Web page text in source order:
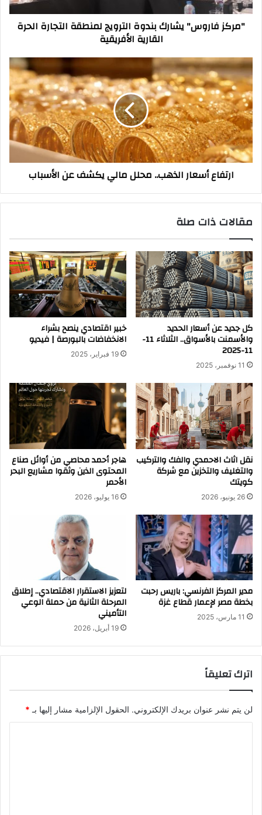
القارية
الأفريقية
"مركز فاروس" يشارك بندوة الترويج لمنطقة التجارة الحرة
القارية الأفريقية
ارتفاع
أسعار
الذهب..
محلل
مالي
يكشف
عن
الأسباب
ارتفاع أسعار الذهب.. محلل مالي يكشف عن الأسباب
مقالات ذات صلة
كل جديد عن أسعار الحديد
والأسمنت بالأسواق.. الثلاثاء 11-
11-2025
11 نوفمبر، 2025
خبير اقتصادي ينصح بشراء
الانخفاضات بالبورصة | فيديو
19 فبراير، 2025
نقل اثاث الاحمدي والفك والتركيب
والتغليف والتخزين مع شركة
كويتك
26 يونيو، 2026
هاجر أحمد محاصي من أوائل صناع
المحتوى الذين وثقوا مشاريع البحر
الأحمر
16 يوليو، 2026
مدير المركز الفرنسي: باريس رحبت
بخطة مصر لإعمار قطاع غزة
11 مارس، 2025
لتعزيز الاستقرار الاقتصادي.. إطلاق
المرحلة الثانية من حملة الوعي
التأميني
19 أبريل، 2026
اترك تعليقاً
لن يتم نشر عنوان بريدك الإلكتروني. الحقول الإلزامية مشار إليها بـ *